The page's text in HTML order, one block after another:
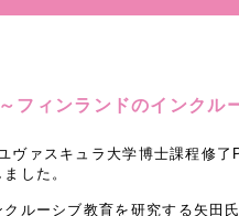
フィンランドのインクル
ヴァスキュラ大学博士課程修
した。
ルーシブ教育を研究する矢田